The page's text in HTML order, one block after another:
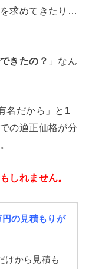
求めてきたり…
きたの？ 」なん
名だから」と1
の適正価格が分
しれません。
の見積もりが
けから見積も